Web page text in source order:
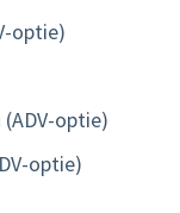
optie)
optie)
optie)